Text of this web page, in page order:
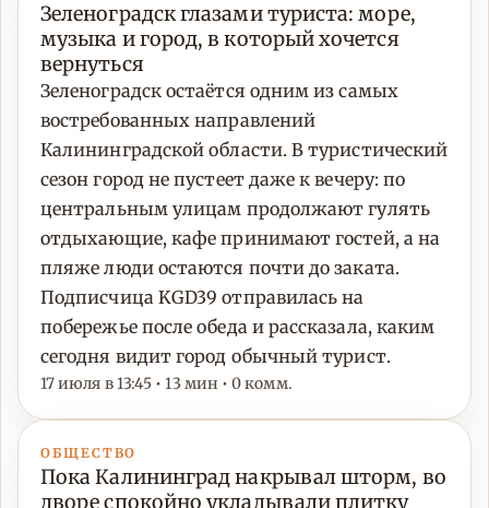
Зеленоградск глазами туриста: море,
музыка и город, в который хочется
вернуться
Зеленоградск остаётся одним из самых
востребованных направлений
Калининградской области. В туристический
сезон город не пустеет даже к вечеру: по
центральным улицам продолжают гулять
отдыхающие, кафе принимают гостей, а на
пляже люди остаются почти до заката.
Подписчица KGD39 отправилась на
побережье после обеда и рассказала, каким
сегодня видит город обычный турист.
17 июля в 13:45 • 13 мин • 0 комм.
ОБЩЕСТВО
Пока Калининград накрывал шторм, во
дворе спокойно укладывали плитку